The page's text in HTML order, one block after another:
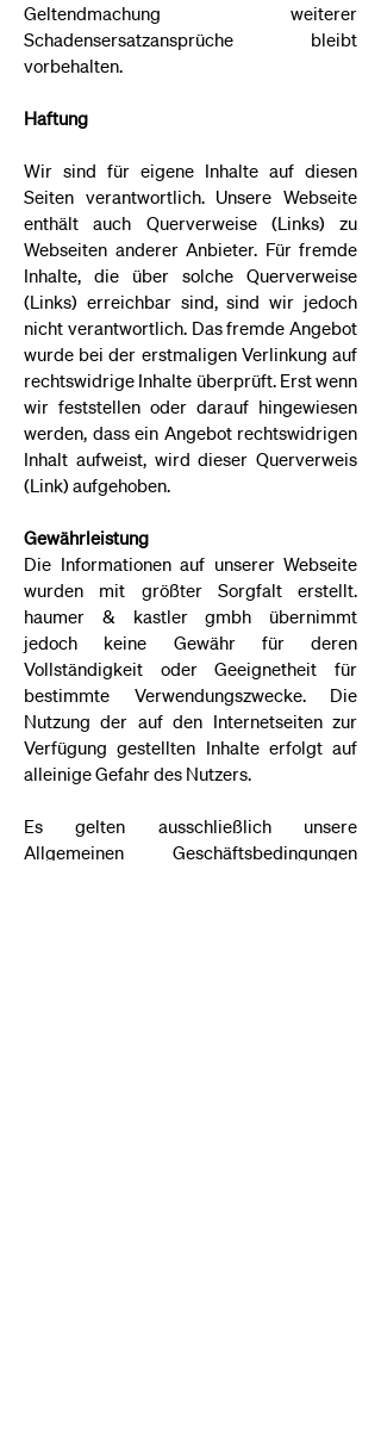
Geltendmachung weiterer
Schadensersatzansprüche bleibt
vorbehalten.
Haftung
Wir sind für eigene Inhalte auf diesen
Seiten verantwortlich. Unsere Webseite
enthält auch Querverweise (Links) zu
Webseiten anderer Anbieter. Für fremde
Inhalte, die über solche Querverweise
(Links) erreichbar sind, sind wir jedoch
nicht verantwortlich. Das fremde Angebot
wurde bei der erstmaligen Verlinkung auf
rechtswidrige Inhalte überprüft. Erst wenn
wir feststellen oder darauf hingewiesen
werden, dass ein Angebot rechtswidrigen
Inhalt aufweist, wird dieser Querverweis
(Link) aufgehoben.
Gewährleistung
Die Informationen auf unserer Webseite
wurden mit größter Sorgfalt erstellt.
haumer & kastler gmbh übernimmt
jedoch keine Gewähr für deren
Vollständigkeit oder Geeignetheit für
bestimmte Verwendungszwecke. Die
Nutzung der auf den Internetseiten zur
Verfügung gestellten Inhalte erfolgt auf
alleinige Gefahr des Nutzers.
Es gelten ausschließlich unsere
Allgemeinen Geschäftsbedingungen